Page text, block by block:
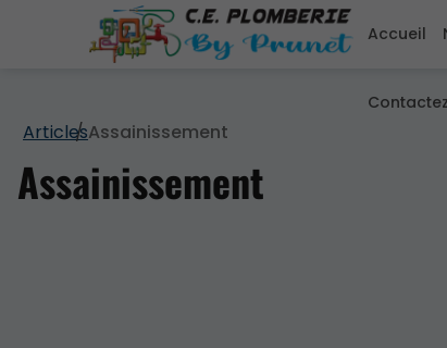
Accueil
ArticlesAssainissement
Assainissement